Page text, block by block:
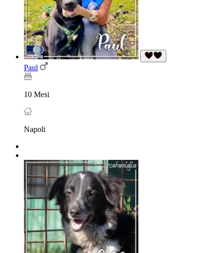
Paul
10 Mesi
Napoli